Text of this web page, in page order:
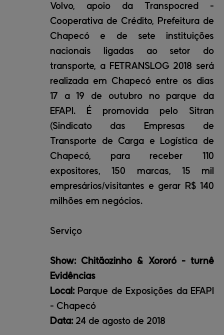
Volvo, apoio da Transpocred -
Cooperativa de Crédito, Prefeitura de
Chapecó e de sete instituições
nacionais ligadas ao setor do
transporte, a FETRANSLOG 2018 será
realizada em Chapecó entre os dias
17 a 19 de outubro no parque da
EFAPI. É promovida pelo Sitran
(Sindicato das Empresas de
Transporte de Carga e Logística de
Chapecó, para receber 110
expositores, 150 marcas, 15 mil
empresários/visitantes e gerar R$ 140
milhões em negócios.
Serviço
Show: Chitãozinho & Xororó - turnê
Evidências
Local: Parque de Exposições da EFAPI
- Chapecó
Data: 24 de agosto de 2018